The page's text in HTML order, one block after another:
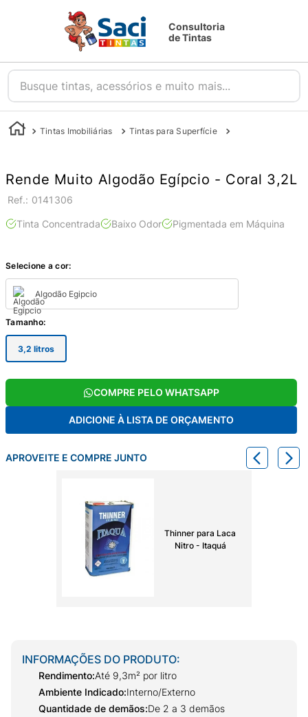
Consultoria
de Tintas
Busque tintas, acessórios e muito mais...
Tintas Imobiliárias Tintas para Superfície
Rende Muito Algodão Egípcio - Coral 3,2L
: 0141306
Tinta Concentrada Baixo Odor Pigmentada em Máquina
Selecione a cor:
Algodão Egipcio
Tamanho:
3,2 litros
COMPRE PELO WHATSAPP
ADICIONE À LISTA DE ORÇAMENTO
APROVEITE E COMPRE JUNTO
Thinner para Laca
Nitro - Itaquá
INFORMAÇÕES DO PRODUTO:
Rendimento:Até 9,3m² por litro
Ambiente Indicado:Interno/Externo
Quantidade de demãos:De 2 a 3 demãos